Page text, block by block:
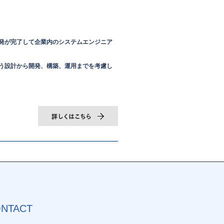
が完了して企業内のシステムエンジニア
設計から開発、構築、運用までを考慮し